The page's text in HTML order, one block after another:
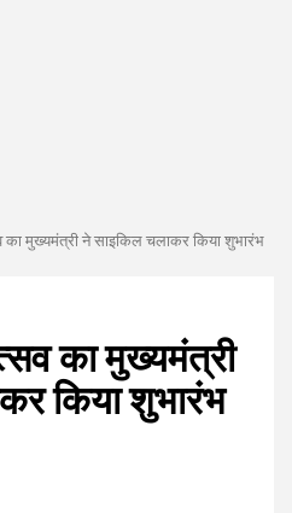
का मुख्यमंत्री ने साइकिल चलाकर किया शुभारंभ
का मुख्यमंत्री
किया शुभारंभ